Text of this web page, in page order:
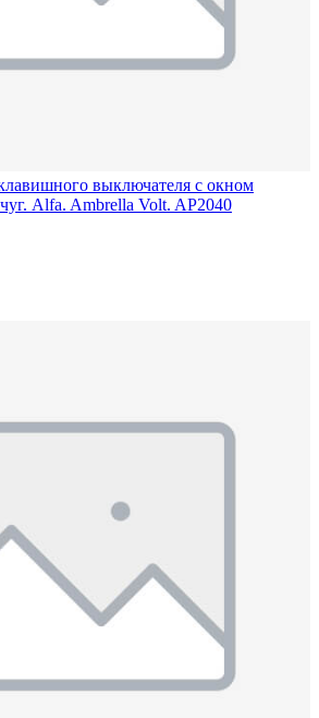
выключателя с окном
Alfa. Ambrella Volt. AP2040